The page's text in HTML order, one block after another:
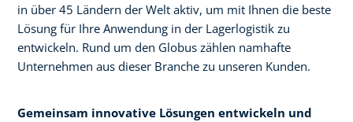
in über 45 Ländern der Welt aktiv, um mit Ihnen die beste
Lösung für Ihre Anwendung in der Lagerlogistik zu
entwickeln. Rund um den Globus zählen namhafte
Unternehmen aus dieser Branche zu unseren Kunden.
Gemeinsam innovative Lösungen entwickeln und